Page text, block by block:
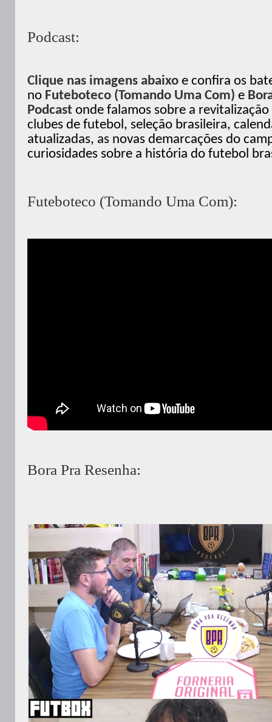
Podcast:
Clique nas imagens abaixo e confira os
no Futeboteco (Tomando Uma Com) e
Podcast onde falamos sobre a revitalização
clubes de futebol, seleção brasileira,
atualizadas, as novas demarcações do
curiosidades sobre a história do futebol
Futeboteco (Tomando Uma Com):
Bora Pra Resenha: